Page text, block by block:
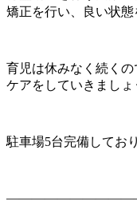
矯正を行い、良い状態
育児は休みなく続く
ケアをしていきましょ
駐車場5台完備してお